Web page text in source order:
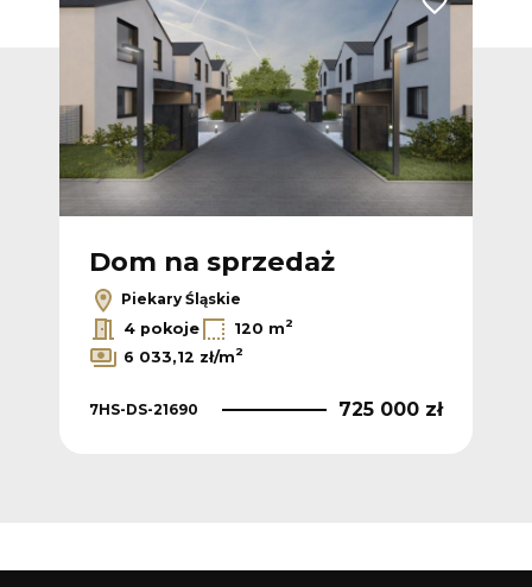
Dodaj do ulubionych Dodaj do
Dom na sprzedaż
Piekary Śląskie
4 pokoje
120 m2
6 033,12 zł/m2
7HS-DS-21690 725 000 zł